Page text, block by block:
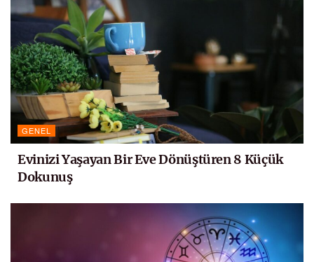
GENEL
Evinizi Yaşayan Bir Eve Dönüştüren 8 Küçük
Dokunuş